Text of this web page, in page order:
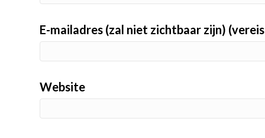
E-mailadres (zal niet zichtbaar zijn)
Website